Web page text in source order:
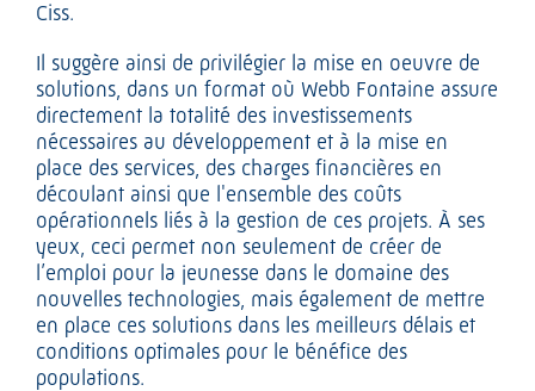
Ciss.
Il suggère ainsi de privilégier la mise en oeuvre de
solutions, dans un format où Webb Fontaine assure
directement la totalité des investissements
nécessaires au développement et à la mise en
place des services, des charges financières en
découlant ainsi que l'ensemble des coûts
opérationnels liés à la gestion de ces projets. À ses
yeux, ceci permet non seulement de créer de
l’emploi pour la jeunesse dans le domaine des
nouvelles technologies, mais également de mettre
en place ces solutions dans les meilleurs délais et
conditions optimales pour le bénéfice des
populations.